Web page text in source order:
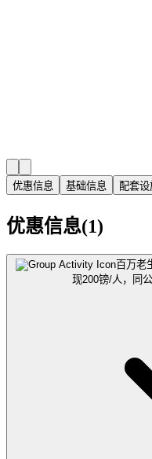
优惠信息 基础信息 配套设
优惠信息(1)
百万老
现200镑/人，同